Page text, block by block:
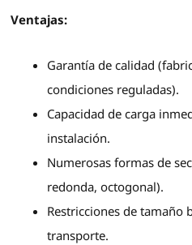
Ventajas:
Garantía de calidad
condiciones reguladas).
Capacidad de carga
instalación.
Numerosas formas de
redonda, octogonal).
Restricciones de tamaño
transporte.